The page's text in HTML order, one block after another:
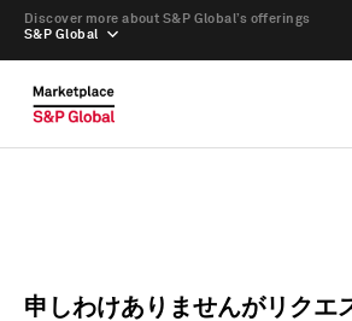
S&P Global
Discover more about S&P Global’s offerings
申しわけありませんがリクエ